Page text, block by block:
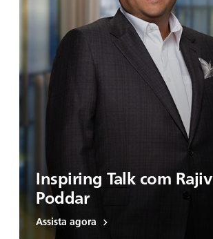
Inspiring Talk com Rajiv
Poddar
Assista agora